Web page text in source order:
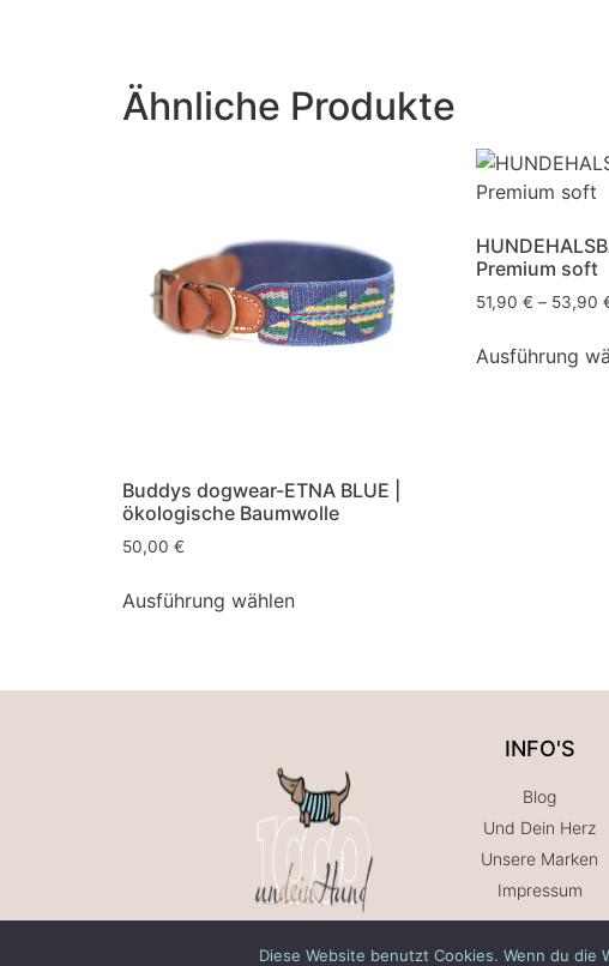
Ähnliche Produkte
Buddys dogwear-ETNA BLUE |
ökologische Baumwolle
50,00 €
Ausführung wählen
Premium soft
51,90 € – 53,90
Ausführung
INFO'S
Blog
Und Dein Herz
Unsere Marken
Impressum
Diese Website benutzt Cookies. Wenn du